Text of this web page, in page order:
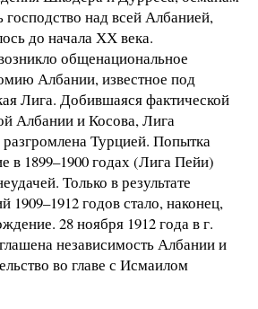
господство над всей Албанией,
до начала ХХ века.
общенациональное
Албании, известное под
Лига. Добившаяся фактической
Албании и Косова, Лига
Турцией. Попытка
в 1899–1900 годах (Лига Пейи)
Только в результате
1909–1912 годов стало, наконец,
28 ноября 1912 года в г.
независимость Албании и
во главе с Исмаилом